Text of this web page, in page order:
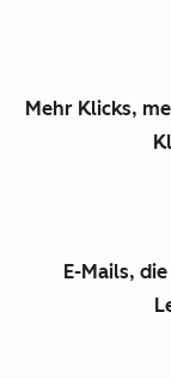
Mehr Klicks,
E-Mails,